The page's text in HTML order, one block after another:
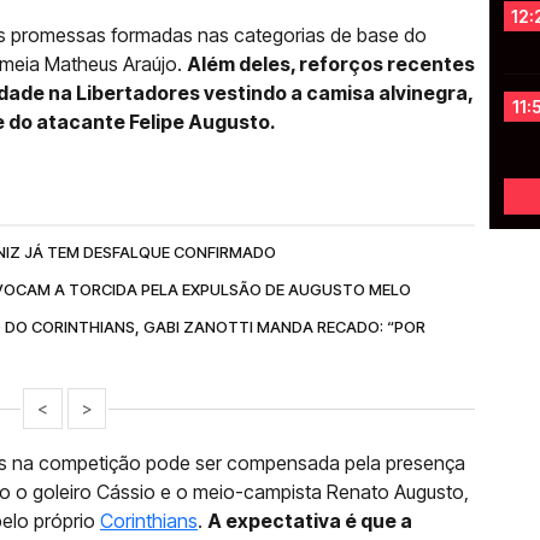
formadas nas categorias de base do
Matheus Araújo. Além deles, reforços recentes
na Libertadores vestindo a camisa alvinegra,
atacante Felipe Augusto.
JÁ TEM DESFALQUE CONFIRMADO
A TORCIDA PELA EXPULSÃO DE AUGUSTO MELO
CORINTHIANS, GABI ZANOTTI MANDA RECADO: “POR
< >
na competição pode ser compensada pela presença
goleiro Cássio e o meio-campista Renato Augusto,
próprio Corinthians. A expectativa é que a